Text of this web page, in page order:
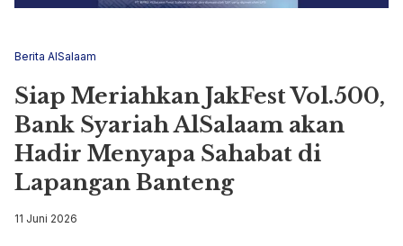
Berita AlSalaam
Siap Meriahkan JakFest Vol.500,
Bank Syariah AlSalaam akan
Hadir Menyapa Sahabat di
Lapangan Banteng
11 Juni 2026